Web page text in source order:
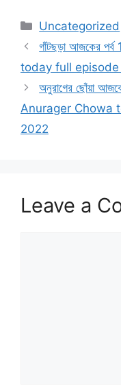
Categories
Uncategorized
গাঁটছড়া আজকের
today full
অনুরাগের ছোঁয়া
Anurager Chowa
2022
Leave a